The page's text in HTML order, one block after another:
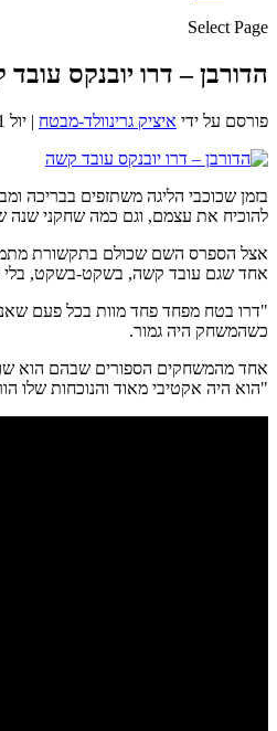
Select Page
הדורבן – דרו יובנקס
פורסם על ידי איציק גרינוולד-מבטח | יול 11, 2019
בזמן שכוכבי הליגה משתזפים בבריכה
להוכיח את עצמם, וגם כמה שחקני שנה
אחד שגם עובד קשה, בשקט-בשקט, בלי למשוך
"דרו בטח מפחד פחד מוות בכל פעם
כשהמשחק היה גמור.
"הוא היה אקטיבי מאוד והנוכחות שלו